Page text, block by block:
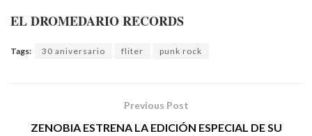
EL DROMEDARIO RECORDS
Tags: 30 aniversario fliter punk rock
Previous Post
ZENOBIA ESTRENA LA EDICIÓN ESPECIAL DE SU